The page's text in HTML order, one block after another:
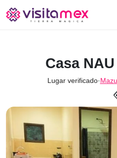
Casa
Lugar verificado·